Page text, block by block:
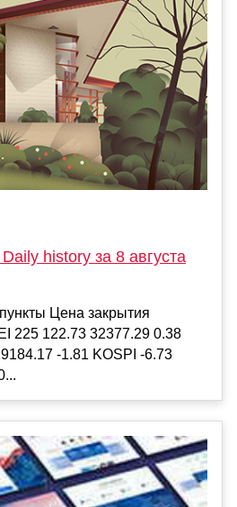
history за 8 августа
Цена закрытия
225 122.73 32377.29 0.38
-1.81 KOSPI -6.73